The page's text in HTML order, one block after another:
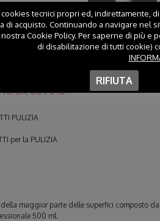
629018 *
PULIZIA
per la PULIZIA
maggior parte delle superfici composto da
500 ml.
cookies tecnici propri ed, indirettamente,
di acquisto. Continuando a navigare nel
nostra Cookie Policy. Per saperne di più
di disabilitazione di tutti cookie)
RIFIUTA